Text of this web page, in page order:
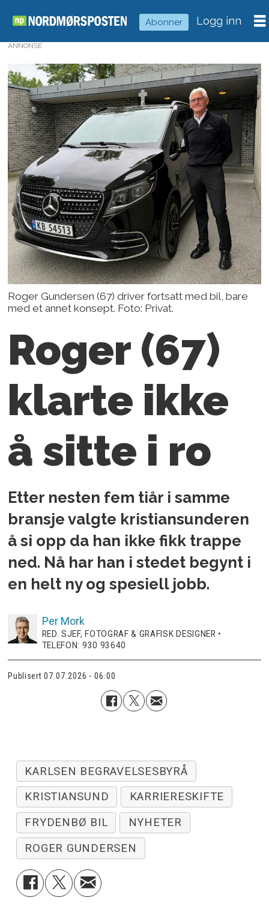
Abonner Logg inn
ANNONSE
Roger Gundersen (67) driver fortsatt med bil, bare
med et annet konsept. Foto: Privat.
Roger (67)
klarte ikke
å sitte i ro
Etter nesten fem tiår i samme
bransje valgte kristiansunderen
å si opp da han ikke fikk trappe
ned. Nå har han i stedet begynt i
en helt ny og spesiell jobb.
Per Mork
RED. SJEF, FOTOGRAF & GRAFISK DESIGNER •
TELEFON: 930 93640
Publisert 07.07.2026 - 06:00
KARLSEN BEGRAVELSESBYRÅ
KRISTIANSUND
KARRIERESKIFTE
FRYDENBØ BIL
NYHETER
ROGER GUNDERSEN